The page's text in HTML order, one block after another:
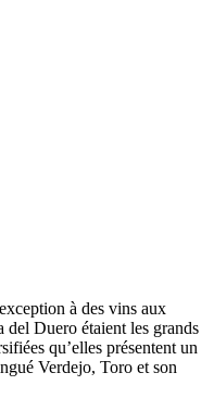
à des vins aux
Duero étaient les grands
qu’elles présentent un
Verdejo, Toro et son